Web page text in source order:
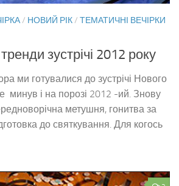
/ НОВИЙ РІК/ ТЕМАТИЧНІ ВЕЧІРКИ
зустрічі 2012 року
ми готувалися до зустрічі Нового
минув і на порозі 2012 -ий. Знову
метушня, гонитва за
до святкування. Для когось